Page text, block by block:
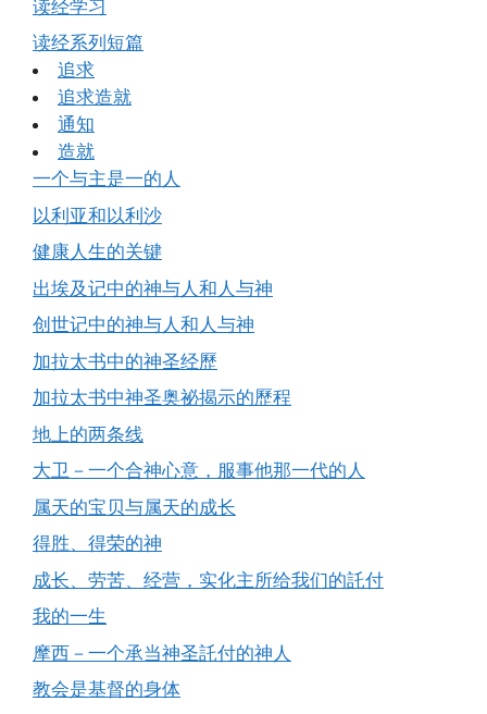
读经学习
读经系列短篇
追求
追求造就
通知
造就
一个与主是一的人
以利亚和以利沙
健康人生的关键
出埃及记中的神与人和人与神
创世记中的神与人和人与神
加拉太书中的神圣经歷
加拉太书中神圣奥祕揭示的歷程
地上的两条线
大卫－一个合神心意，服事他那一代的人
属天的宝贝与属天的成长
得胜、得荣的神
成长、劳苦、经营，实化主所给我们的託付
我的一生
摩西－一个承当神圣託付的神人
教会是基督的身体